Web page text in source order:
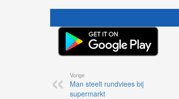
Vorige
Man steelt rundvlees bij
supermarkt